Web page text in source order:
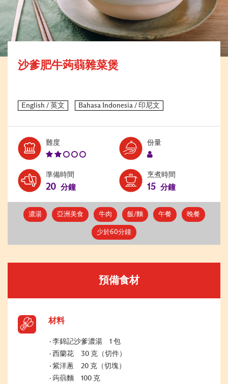
沙爹肥牛蒟蒻雜菜煲
難度Level:
份量Serves:
準備時間
20 分鐘
烹煮時間
15 分鐘
濃湯 亞洲美食 牛肉 飯/麵 午餐 晚餐
少於60分鐘
預備食材
材料
李錦記沙爹濃湯 1 包
西蘭花 30 克（切件）
紫洋蔥 20 克（切塊）
蒟蒻麵 100 克